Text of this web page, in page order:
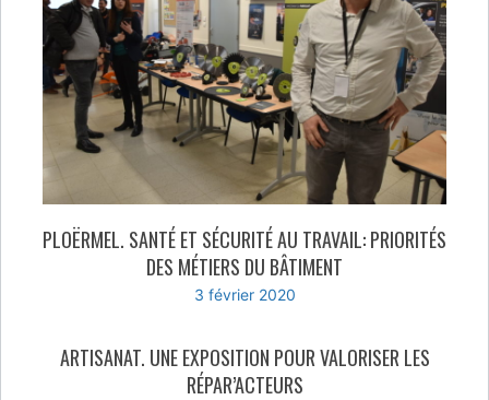
PLOËRMEL. SANTÉ ET SÉCURITÉ AU TRAVAIL: PRIORITÉS
DES MÉTIERS DU BÂTIMENT
3 février 2020
ARTISANAT. UNE EXPOSITION POUR VALORISER LES
RÉPAR’ACTEURS